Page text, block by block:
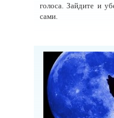
голоса. Зайдите и
сами.